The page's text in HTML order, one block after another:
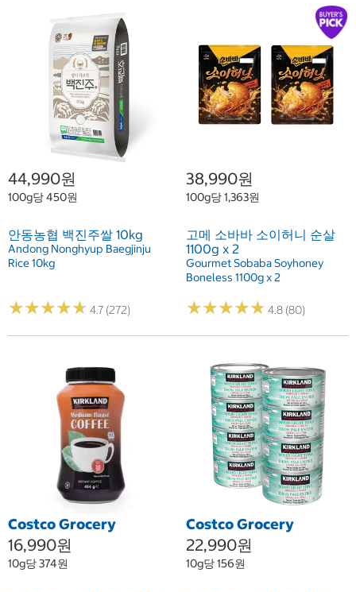
44,990원
100g당 450원
안동농협 백진주쌀 10kg
Andong Nonghyup Baegjinju
Rice 10kg
★★★★★
★★★★★ 4.7 (272)
38,990원
100g당 1,363원
고메 소바바 소이허니 순살
1100g x 2
Gourmet Sobaba Soyhoney
Boneless 1100g x 2
★★★★★
★★★★★ 4.8 (80)
Costco Grocery
16,990원
10g당 374원
Costco Grocery
22,990원
10g당 156원